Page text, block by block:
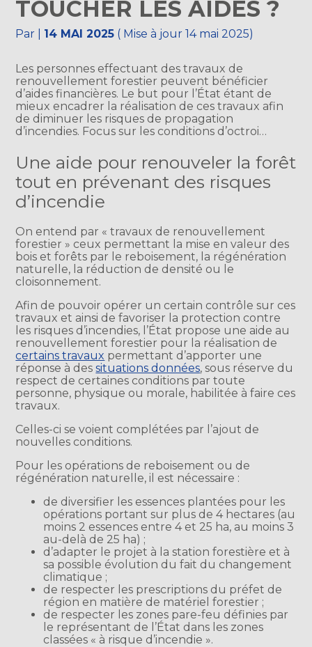
TOUCHER LES AIDES ?
Par 14 MAI 2025 ( Mise à jour 14 mai 2025)
Les personnes effectuant des travaux de
renouvellement forestier peuvent bénéficier
d’aides financières. Le but pour l’État étant de
mieux encadrer la réalisation de ces travaux afin
de diminuer les risques de propagation
d’incendies. Focus sur les conditions d’octroi…
Une aide pour renouveler la forêt
tout en prévenant des risques
d’incendie
On entend par « travaux de renouvellement
forestier » ceux permettant la mise en valeur des
bois et forêts par le reboisement, la régénération
naturelle, la réduction de densité ou le
cloisonnement.
Afin de pouvoir opérer un certain contrôle sur ces
travaux et ainsi de favoriser la protection contre
les risques d’incendies, l’État propose une aide au
renouvellement forestier pour la réalisation de
certains travaux permettant d’apporter une
réponse à dessituations données, sous réserve du
respect de certaines conditions par toute
personne, physique ou morale, habilitée à faire ces
travaux.
Celles-ci se voient complétées par l’ajout de
nouvelles conditions.
Pour les opérations de reboisement ou de
régénération naturelle, il est nécessaire :
de diversifier les essences plantées pour les
opérations portant sur plus de 4 hectares (au
moins 2 essences entre 4 et 25 ha, au moins 3
au-delà de 25 ha) ;
d’adapter le projet à la station forestière et à
sa possible évolution du fait du changement
climatique ;
de respecter les prescriptions du préfet de
région en matière de matériel forestier ;
de respecter les zones pare-feu définies par
le représentant de l’État dans les zones
classées « à risque d’incendie ».